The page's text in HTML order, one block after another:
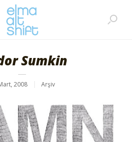
Sumkin
2008 Arşiv